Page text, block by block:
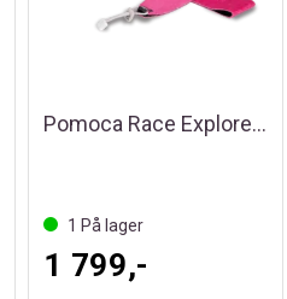
Pomoca Race Explore 59mm/145cm Top Fix
1 På lager
1 799,-